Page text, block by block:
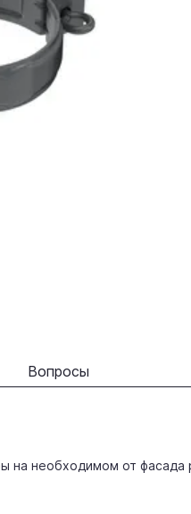
Вопросы
на необходимом от фасада